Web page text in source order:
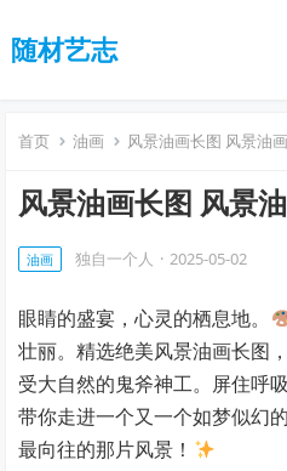
随材艺志
首页 油画 风景油画长图 风景油
风景油画长图 风景
油画 独自一个人 · 2025-05-02
眼睛的盛宴，心灵的栖息地。
壮丽。精选绝美风景油画长图
受大自然的鬼斧神工。屏住呼
带你走进一个又一个如梦似幻的
最向往的那片风景！